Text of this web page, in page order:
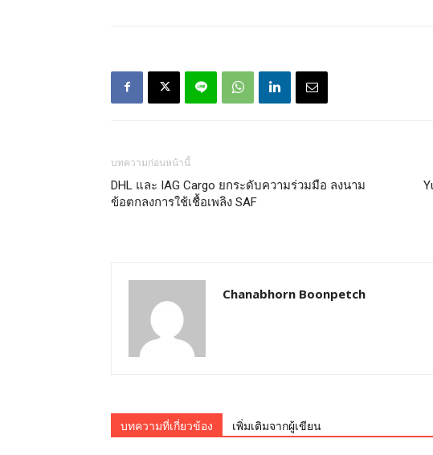
บทความก่อนหน้านี้
DHL และ IAG Cargo ยกระดับความร่วมมือ ลงนาม
ข้อตกลงการใช้เชื้อเพลิง SAF
Chanabhorn Boonpetch
บทความที่เกี่ยวข้อง เพิ่มเติมจากผู้เขียน